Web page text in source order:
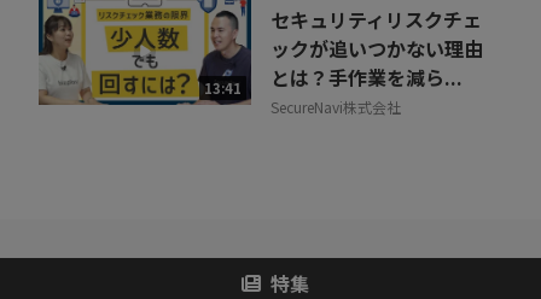
13:41
セキュリティリスクチェ
ックが追いつかない理由
とは？手作業を減ら...
SecureNavi株式会社
特集